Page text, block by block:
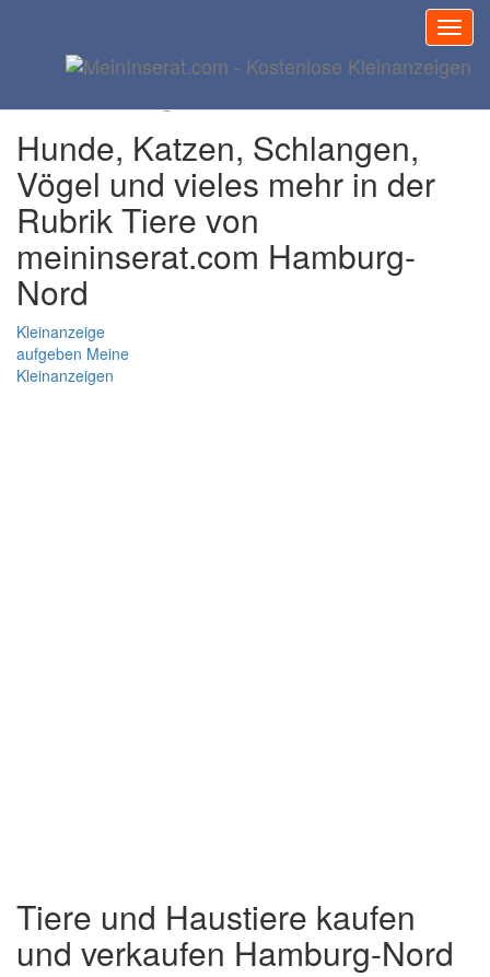
Tiere und Haustiere
Hamburg-Nord
Hunde, Katzen, Schlangen,
Vögel und vieles mehr in der
Rubrik Tiere von
meininserat.com Hamburg-
Nord
Kleinanzeige
aufgeben Meine
Kleinanzeigen
Tiere und Haustiere kaufen
und verkaufen Hamburg-Nord